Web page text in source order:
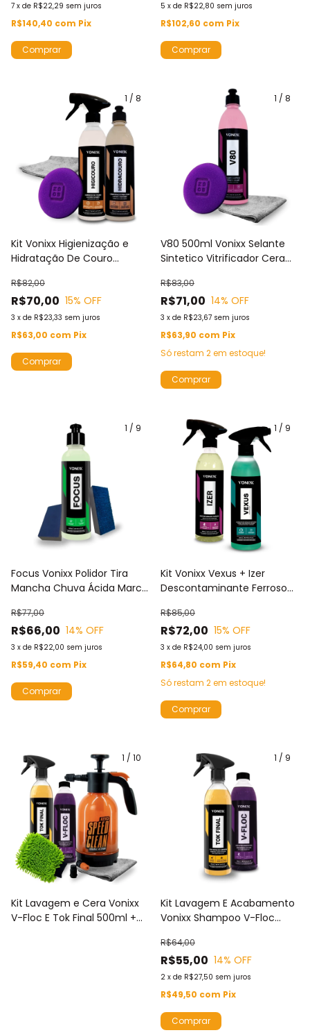
7 x de R$22,29 sem juros
R$140,40 com Pix
5 x de R$22,80 sem juros
R$102,60 com Pix
1 / 8
Kit Vonixx Higienização e
Hidratação De Couro
Hidracouro 500ml + Toalha
Microfibra + Aplicador
Espuma
R$70,00
R$82,00
15% OFF
3 x de R$23,33 sem juros
R$63,00 com Pix
1 / 8
V80 500ml Vonixx Selante
Sintetico Vitrificador Cera
Protecao de Pintura
Automotiva e Protege
R$71,00
R$83,00
14% OFF
3 x de R$23,67 sem juros
R$63,90 com Pix
Só restam 2em estoque!
1 / 9
Focus Vonixx Polidor Tira
Mancha Chuva Ácida Marca
Carpete
R$66,00
R$77,00
14% OFF
3 x de R$22,00 sem juros
R$59,40 com Pix
1 / 9
Kit Vonixx Vexus + Izer
Descontaminante Ferroso
Técnica de Motores E Rodas
R$72,00
R$85,00
15% OFF
3 x de R$24,00 sem juros
R$64,80 com Pix
Só restam 2em estoque!
1 / 10
Kit Lavagem e Cera Vonixx
V-Floc E Tok Final 500ml +
1 / 9
Kit Lavagem E Acabamento
Vonixx Shampoo V-Floc
Final 500ml
R$55,00
R$64,00
14% OFF
2 x de R$27,50 sem juros
R$49,50 com Pix